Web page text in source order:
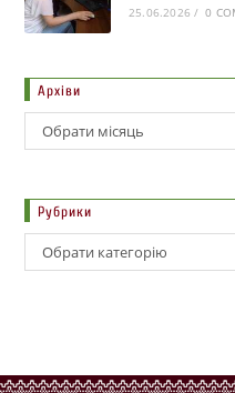
25.06.2026 / 0
Архіви
Обрати місяць
Рубрики
Обрати категорію